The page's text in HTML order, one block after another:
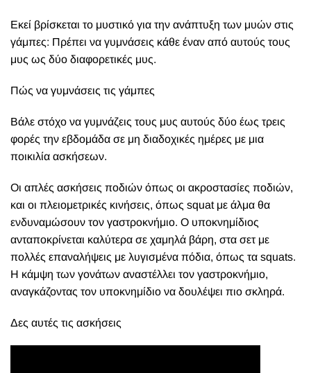
Εκεί βρίσκεται το μυστικό για την ανάπτυξη των μυών στις
γάμπες: Πρέπει να γυμνάσεις κάθε έναν από αυτούς τους
μυς ως δύο διαφορετικές μυς.
Πώς να γυμνάσεις τις γάμπες
Βάλε στόχο να γυμνάζεις τους μυς αυτούς δύο έως τρεις
φορές την εβδομάδα σε μη διαδοχικές ημέρες με μια
ποικιλία ασκήσεων.
Οι απλές ασκήσεις ποδιών όπως οι ακροστασίες ποδιών,
και οι πλειομετρικές κινήσεις, όπως squat με άλμα θα
ενδυναμώσουν τον γαστροκνήμιο. Ο υποκνημίδιος
ανταποκρίνεται καλύτερα σε χαμηλά βάρη, στα σετ με
πολλές επαναλήψεις με λυγισμένα πόδια, όπως τα squats.
Η κάμψη των γονάτων αναστέλλει τον γαστροκνήμιο,
αναγκάζοντας τον υποκνημίδιο να δουλέψει πιο σκληρά.
Δες αυτές τις ασκήσεις